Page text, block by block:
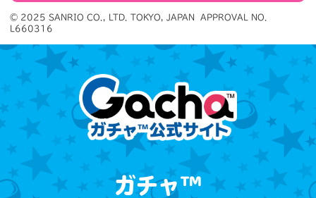
© 2025 SANRIO CO., LTD. TOKYO, JAPAN  APPROVAL NO.
L660316
ガチャ™